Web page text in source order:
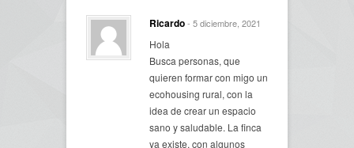
Ricardo- 5 diciembre, 2021
Hola
Busca personas, que
quieren formar con migo un
ecohousing rural, con la
idea de crear un espacio
sano y saludable. La finca
ya existe, con algunos